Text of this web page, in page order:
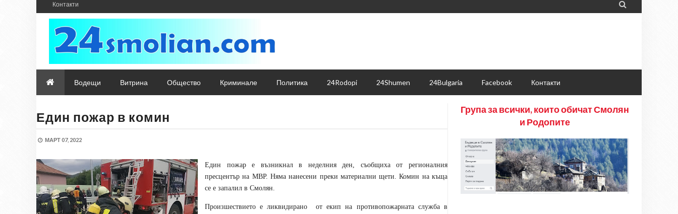
Контакти 
Водещи Витрина Общество Криминале Политика 24Rodopi 24Shumen 24Bulgaria Facebook Контакти
Един пожар в комин
МАРТ 07, 2022
Един пожар е възникнал в неделния ден, съобщиха от регионалния
пресцентър на МВР. Няма нанесени преки материални щети. Комин на къща
се е запалил в Смолян.
Произшествието е ликвидирано от екип на противопожарната служба в
Група за всички, които обичат Смолян
и Родопите